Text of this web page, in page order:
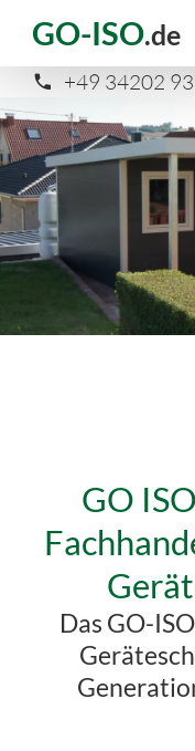
GO-ISO.de
+49 34202
GO
Das GO-